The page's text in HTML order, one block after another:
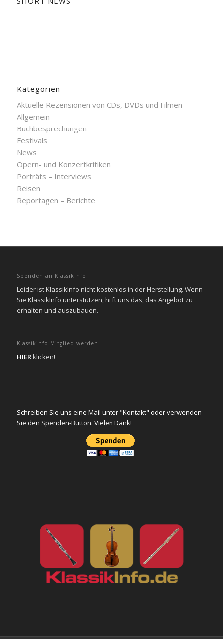
Kategorien
Aktuelle Rezensionen von CDs, DVDs und Filmen
Allgemein
Buchbesprechungen
Festivals
News
Opern- und Konzertkritiken
Porträts – Interviews
Reisen
Reportagen – Berichte
Spenden an KlassikInfo
Leider ist KlassikInfo nicht kostenlos in der Herstellung. Wenn
Sie KlassikInfo unterstützen, hilft uns das, das Angebot zu
erhalten und auszubauen.
Klassikinfo Mitglied werden
HIERklicken!
Schreiben Sie uns eine Mail unter "Kontakt" oder verwenden
Sie den Spenden-Button. Vielen Dank!